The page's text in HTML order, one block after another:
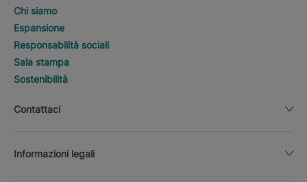
Chi siamo
Espansione
Responsabilità sociali
Sala stampa
Sostenibilità
Contattaci
Informazioni legali